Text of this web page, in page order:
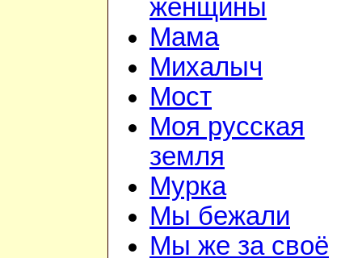
женщины
Мама
Михалыч
Мост
Моя русская
земля
Мурка
Мы бежали
Мы же за своё